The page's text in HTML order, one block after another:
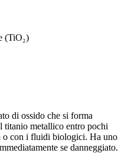
(TiO₂)
di ossido che si forma
titanio metallico entro pochi
o con i fluidi biologici. Ha uno
se danneggiato.